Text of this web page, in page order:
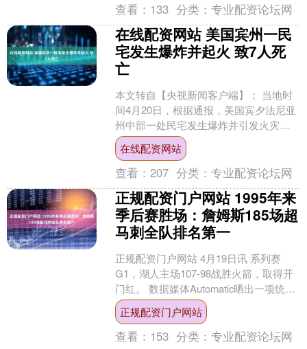
查看： 133 分类：专业配资论坛网
在线配资网站 美国宾州一民
宅发生爆炸并起火 致7人死
亡
本文转自【央视新闻客户端】； 当地时
间4月20日，根据通报，美国宾夕法尼亚
州中部一处民宅发生爆炸并引发火灾，
造成一名母亲及其六名子女死亡，六名
子女的年龄在3岁至....
在线配资网站
查看：207 分类：专业配资论坛网
正规配资门户网站 1995年来
季后赛胜场：詹姆斯185场超
马刺全队排名第一
正规配资门户网站 4月19日讯 系列赛
G1，湖人主场107-98战胜火箭，取得开
门红。 数据媒体Automatic晒出一项统
计，1995年来季后赛胜场： 詹姆斯....
正规配资门户网站
查看： 153 分类：专业配资论坛网